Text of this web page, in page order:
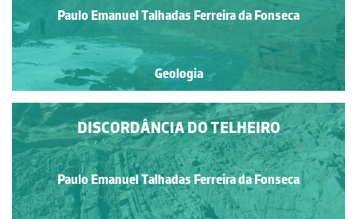
Paulo Emanuel Talhadas Ferreira da Fonseca
Geologia
DISCORDÂNCIA DO TELHEIRO
Paulo Emanuel Talhadas Ferreira da Fonseca